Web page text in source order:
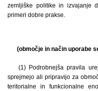
zemljiške politike in izvajanje
primeri dobre prakse.
(območje in način uporabe
(1) Podrobnejša pravila
sprejmejo ali pripravijo za
teritorialne in funkcionalne